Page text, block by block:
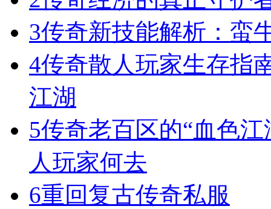
3传奇新技能解析：
4传奇散人玩家生存指
江湖
5传奇老百区的“血色
人玩家何去
6重回复古传奇私服